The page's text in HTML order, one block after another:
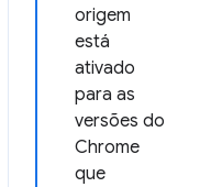
origem
está
ativado
para as
versões do
Chrome
que